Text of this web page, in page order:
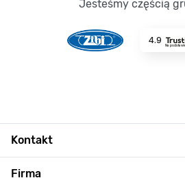
Jesteśmy częścią
4.9
Na
Kontakt
Firma